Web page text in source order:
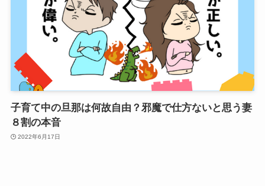
子育て中の旦那は何故自由？邪魔で仕方ないと思う妻
８割の本音
2022年6月17日